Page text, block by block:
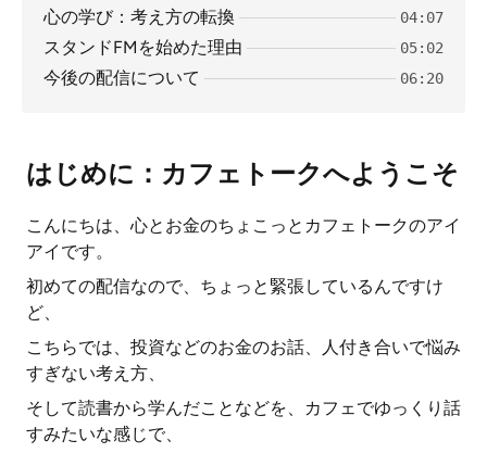
心の学び：考え方の転換 04:07
スタンドFMを始めた理由 05:02
今後の配信について 06:20
はじめに：カフェトークへようこそ
こんにちは、心とお金のちょこっとカフェトークのアイ
アイです。
初めての配信なので、ちょっと緊張しているんですけ
ど、
こちらでは、投資などのお金のお話、人付き合いで悩み
すぎない考え方、
そして読書から学んだことなどを、カフェでゆっくり話
すみたいな感じで、